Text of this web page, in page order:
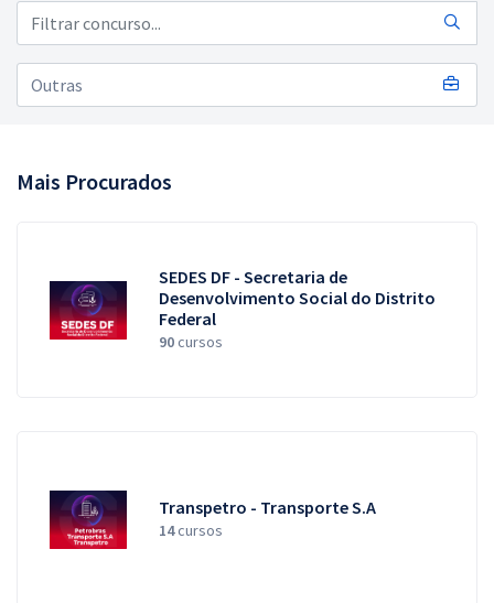
Pós
Graduação
Conteúdo gratuito
Blog
Mais Procurados
SEDES DF - Secretaria de
Desenvolvimento Social do Distrito
Federal
90cursos
Transpetro - Transporte S.A
14cursos